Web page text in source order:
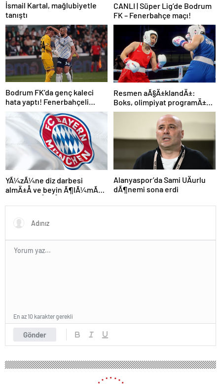
İsmail Kartal, mağlubiyetle
tanıştı
CANLI | Süper Lig’de Bodrum
FK – Fenerbahçe maçı!
Bodrum FK’da genç kaleci
hata yaptı! Fenerbahçeli
futbolcular teselli etti
Resmen aÃ§Ä±klandÄ±:
Boks, olimpiyat programÄ±na
dahil edildi
YÃ¼zÃ¼ne diz darbesi
almÄ±Å ve beyin Ã¶lÃ¼mÃ¼
MÃ¼nih DÃ¼nya
KarmasÄ±’nÄ±n genÃ§
futbolcusu hayatÄ±nÄ±
Alanyaspor’da Sami UÄurlu
dÃ¶nemi sona erdi
Gönder
En az 10 karakter gerekli